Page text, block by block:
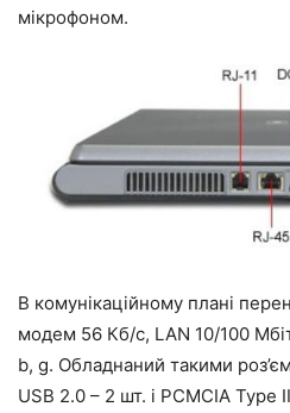
мікрофоном.
В комунікаційному плані
модем 56 Кб/с, LAN 10/100
b, g. Обладнаний такими
USB 2.0 – 2 шт. і PCMCIA Type